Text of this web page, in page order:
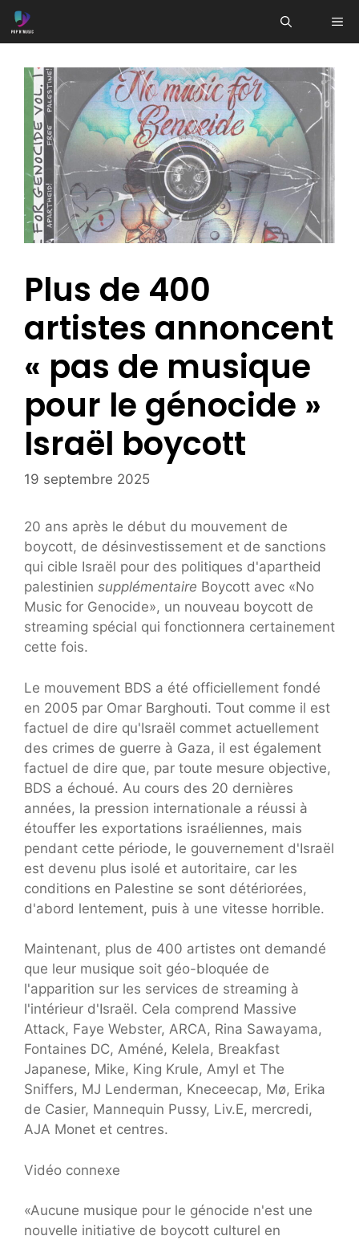
Aller
au
Plus de 400
artistes annoncent
« pas de musique
pour le génocide »
Israël boycott
19 septembre 2025
20 ans après le début du mouvement de
boycott, de désinvestissement et de sanctions
qui cible Israël pour des politiques d'apartheid
palestinien supplémentaire Boycott avec «No
Music for Genocide», un nouveau boycott de
streaming spécial qui fonctionnera certainement
cette fois.
Le mouvement BDS a été officiellement fondé
en 2005 par Omar Barghouti. Tout comme il est
factuel de dire qu'Israël commet actuellement
des crimes de guerre à Gaza, il est également
factuel de dire que, par toute mesure objective,
BDS a échoué. Au cours des 20 dernières
années, la pression internationale a réussi à
étouffer les exportations israéliennes, mais
pendant cette période, le gouvernement d'Israël
est devenu plus isolé et autoritaire, car les
conditions en Palestine se sont détériorées,
d'abord lentement, puis à une vitesse horrible.
Maintenant, plus de 400 artistes ont demandé
que leur musique soit géo-bloquée de
l'apparition sur les services de streaming à
l'intérieur d'Israël. Cela comprend Massive
Attack, Faye Webster, ARCA, Rina Sawayama,
Fontaines DC, Améné, Kelela, Breakfast
Japanese, Mike, King Krule, Amyl et The
Sniffers, MJ Lenderman, Kneceecap, Mø, Erika
de Casier, Mannequin Pussy, Liv.E, mercredi,
AJA Monet et centres.
Vidéo connexe
«Aucune musique pour le génocide n'est une
nouvelle initiative de boycott culturel en